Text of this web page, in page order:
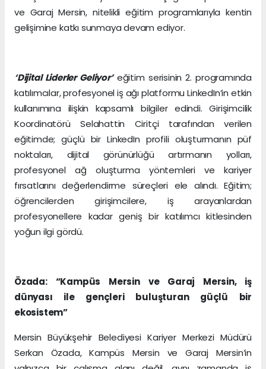
ve Garaj Mersin, nitelikli eğitim programlarıyla kentin
gelişimine katkı sunmaya devam ediyor.
‘Dijital Liderler Geliyor’eğitim serisinin 2. programında
katılımcılar, profesyonel iş ağı platformu LinkedIn’in etkin
kullanımına ilişkin kapsamlı bilgiler edindi. Girişimcilik
Koordinatörü Selahattin Ciritçi tarafından verilen
eğitimde; güçlü bir LinkedIn profili oluşturmanın püf
noktaları, dijital görünürlüğü artırmanın yolları,
profesyonel ağ oluşturma yöntemleri ve kariyer
fırsatlarını değerlendirme süreçleri ele alındı. Eğitim;
öğrencilerden girişimcilere, iş arayanlardan
profesyonellere kadar geniş bir katılımcı kitlesinden
yoğun ilgi gördü.
Özada: “Kampüs Mersin ve Garaj Mersin, iş
dünyası ile gençleri buluşturan güçlü bir
ekosistem”
Mersin Büyükşehir Belediyesi Kariyer Merkezi Müdürü
Serkan Özada, Kampüs Mersin ve Garaj Mersin’in